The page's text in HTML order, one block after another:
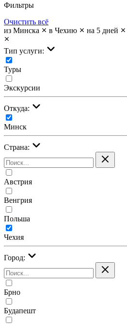
Фильтры
Очистить всё
из Минска
в Чехию на 5 дней
Тип услуги:
Туры
Экскурсии
Откуда:
Минск
Страна:
Австрия
Венгрия
Польша
Чехия
Город:
Брно
Будапешт